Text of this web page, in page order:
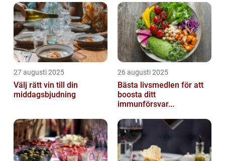
27 augusti 2025
Välj rätt vin till din
middagsbjudning
26 augusti 2025
Bästa livsmedlen för att
boosta ditt
immunförsvar...